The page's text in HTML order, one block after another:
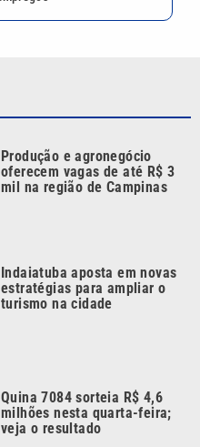
Produção e agronegócio
oferecem vagas de até R$ 3
mil na região de Campinas
Indaiatuba aposta em novas
estratégias para ampliar o
turismo na cidade
Quina 7084 sorteia R$ 4,6
milhões nesta quarta-feira;
veja o resultado